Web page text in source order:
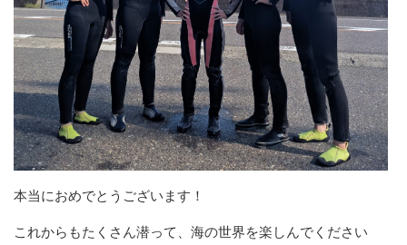
本当におめでとうございます！
これからもたくさん潜って、海の世界を楽しんでください